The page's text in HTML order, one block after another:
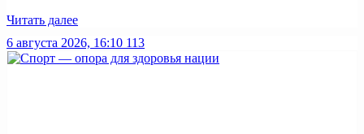
Читать далее
6 августа 2026, 16:10 113